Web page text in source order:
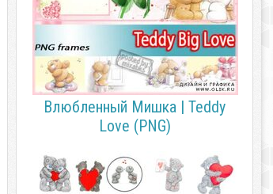
Влюбленный Мишка | Teddy
Love (PNG)